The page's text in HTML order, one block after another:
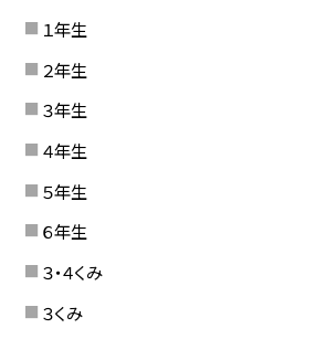
１年生
２年生
３年生
４年生
５年生
６年生
３・４くみ
３くみ